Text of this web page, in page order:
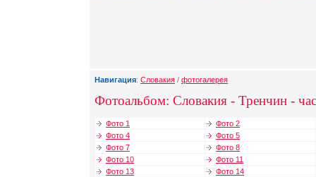
Навигация: Словакия / фотогалерея
Фотоальбом: Словакия - Тренчин -
Фото 1
Фото 2
Фото 4
Фото 5
Фото 7
Фото 8
Фото 10
Фото 11
Фото 13
Фото 14